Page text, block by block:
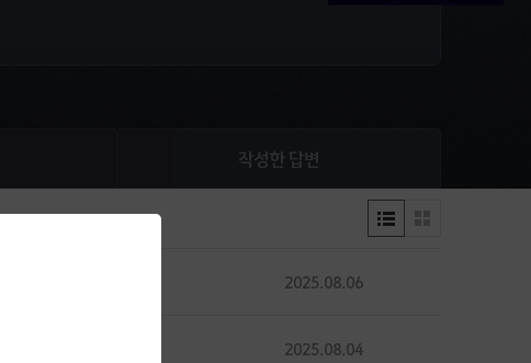
작성한 답변
2025.08.06
2025.08.04